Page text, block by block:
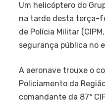
Um helicóptero do
na tarde desta terça-
de Polícia Militar
segurança pública no
A aeronave trouxe o
Policiamento da
comandante da 87ª